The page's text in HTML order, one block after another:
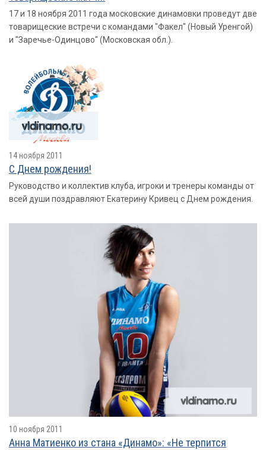
17 и 18 ноября 2011 года московские динамовки проведут две
товарищеские встречи с командами "Факел" (Новый Уренгой)
и "Заречье-Одинцово" (Московская обл.).
14 ноября 2011
С Днем рождения!
Руководство и коллектив клуба, игроки и тренеры команды от
всей души поздравляют Екатерину Кривец с Днем рождения.
10 ноября 2011
Анна Матиенко из стана «Динамо»: «Не терпится